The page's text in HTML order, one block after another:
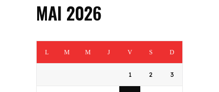
MAI 2026
L M M J V S D
1 2 3